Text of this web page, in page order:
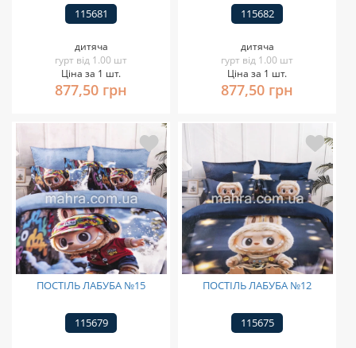
115681
дитяча
гурт від 1.00 шт
Ціна за 1 шт.
877,50 грн
115682
дитяча
гурт від 1.00 шт
Ціна за 1 шт.
877,50 грн
ПОСТІЛЬ ЛАБУБА №15
115679
ПОСТІЛЬ ЛАБУБА №12
115675